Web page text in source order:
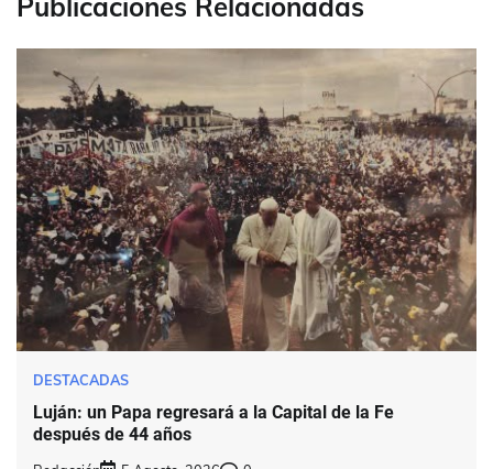
Publicaciones Relacionadas
DESTACADAS
Luján: un Papa regresará a la Capital de la Fe
después de 44 años